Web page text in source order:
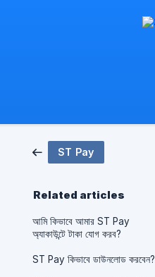
ST Pay
Related articles
আমি কিভাবে আমার ST Pay
অ্যাকাউন্টে টাকা যোগ করব?
ST Pay কিভাবে ডাউনলোড করবেন?